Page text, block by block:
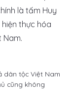
là tấm Huy
hiện thực hóa
Nam.
dân tộc Việt Nam
cũng không